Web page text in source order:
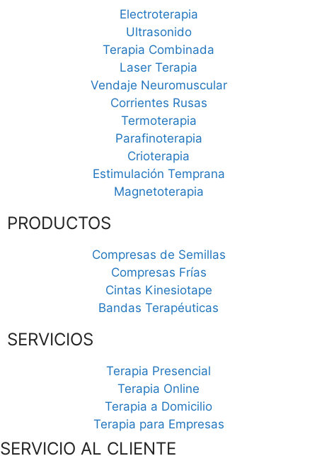
Electroterapia
Ultrasonido
Terapia Combinada
Laser Terapia
Vendaje Neuromuscular
Corrientes Rusas
Termoterapia
Parafinoterapia
Crioterapia
Estimulación Temprana
Magnetoterapia
PRODUCTOS
Compresas de Semillas
Compresas Frías
Cintas Kinesiotape
Bandas Terapéuticas
SERVICIOS
Terapia Presencial
Terapia Online
Terapia a Domicilio
Terapia para Empresas
SERVICIO AL CLIENTE